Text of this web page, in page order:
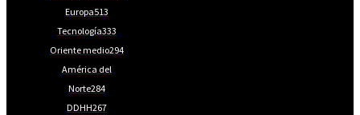
Europa513
Tecnología333
Oriente medio294
América del
Norte284
DDHH267